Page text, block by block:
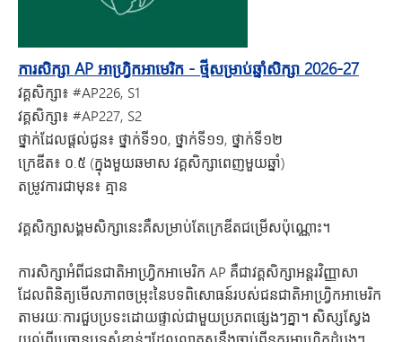
ការសិក្សា AP អាហ្វ្រិកអាមេរិក - ថ្មីសម្រាប់ឆ្នាំសិក្សា 2026-27
វគ្គសិក្សា៖ #AP226, S1
វគ្គសិក្សា៖ #AP227, S2
ថ្នាក់ដែលផ្តល់ជូន៖ ថ្នាក់ទី១០, ថ្នាក់ទី១១, ថ្នាក់ទី១២
ក្រេឌីត៖ ០.៥ (ក្នុងមួយឆមាស វគ្គសិក្សាពេញមួយឆ្នាំ)
តម្រូវការជាមុន៖ គ្មាន
វគ្គសិក្សាសង្គមសិក្សានេះគឺសម្រាប់តែក្រេឌីតជម្រើសប៉ុណ្ណោះ។
ការសិក្សាអំពីជនជាតិអាហ្វ្រិកអាមេរិក AP គឺជាវគ្គសិក្សាអន្តរវិញ្ញាសា
ដែលពិនិត្យមើលភាពចម្រុះនៃបទពិសោធន៍របស់ជនជាតិអាហ្វ្រិកអាមេរិក
តាមរយៈការជួបប្រទះដោយផ្ទាល់ជាមួយប្រភពផ្សេងៗគ្នា។ សិស្សស្វែង